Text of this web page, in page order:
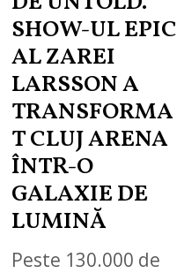
SHOW-UL EPIC
AL ZAREI
LARSSON A
TRANSFORMA
T CLUJ ARENA
ÎNTR-O
GALAXIE DE
LUMINĂ
Peste 130.000 de